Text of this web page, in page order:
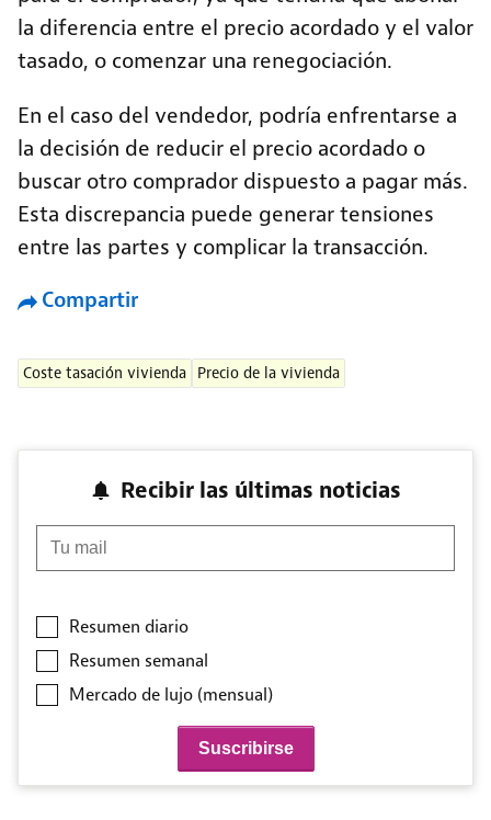
la diferencia entre el precio acordado y el valor
tasado, o comenzar una renegociación.
En el caso del vendedor, podría enfrentarse a
la decisión de reducir el precio acordado o
buscar otro comprador dispuesto a pagar más.
Esta discrepancia puede generar tensiones
entre las partes y complicar la transacción.
Compartir
Coste tasación vivienda Precio de la vivienda
Recibir las últimas noticias
Tu mail
Resumen diario
Resumen semanal
Mercado de lujo (mensual)